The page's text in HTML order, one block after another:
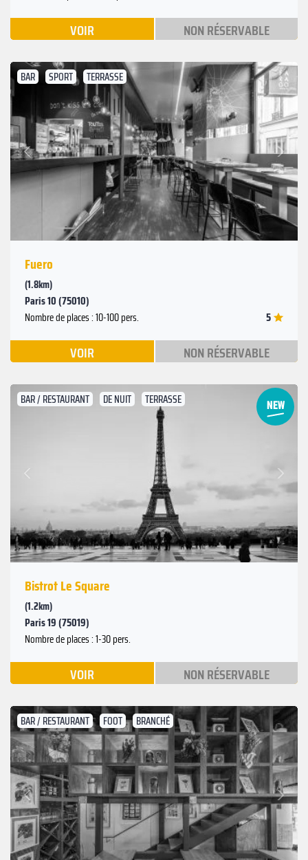
VOIR NON RÉSERVABLE
BAR SPORT TERRASSE
Précédent
Suivant
Fuero
(1.8km)
Paris 10 (75010)
Nombre de places : 10-100 pers. 5
VOIR NON RÉSERVABLE
BAR / RESTAURANT DE NUIT TERRASSE
Précédent
Suivant
Bistrot Le Square
(1.2km)
Paris 19 (75019)
Nombre de places : 1-30 pers.
VOIR NON RÉSERVABLE
BAR / RESTAURANT FOOT BRANCHÉ
Précédent
Suivant